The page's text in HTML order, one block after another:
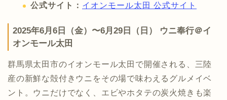
公式サイト： イオンモール太田 公式サイト
2025年6月6日（金）〜6月29日（日） ウニ奉行＠イ
オンモール太田
群馬県太田市のイオンモール太田で開催される、三陸
産の新鮮な殻付きウニをその場で味わえるグルメイベ
ント。ウニだけでなく、エビやホタテの炭火焼きも楽